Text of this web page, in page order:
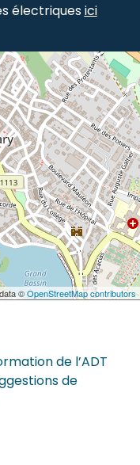
électriquesici
©OpenStreetMap contributors
de l’ADT
de